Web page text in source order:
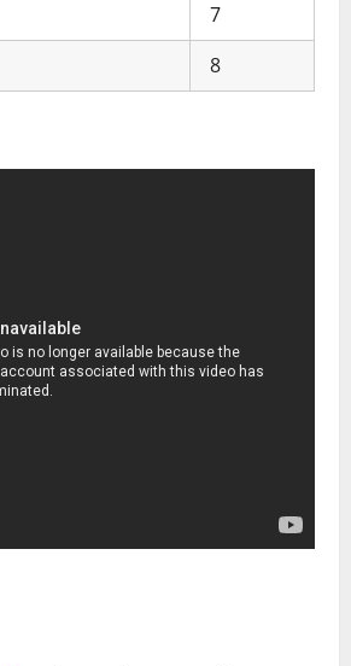
7
8